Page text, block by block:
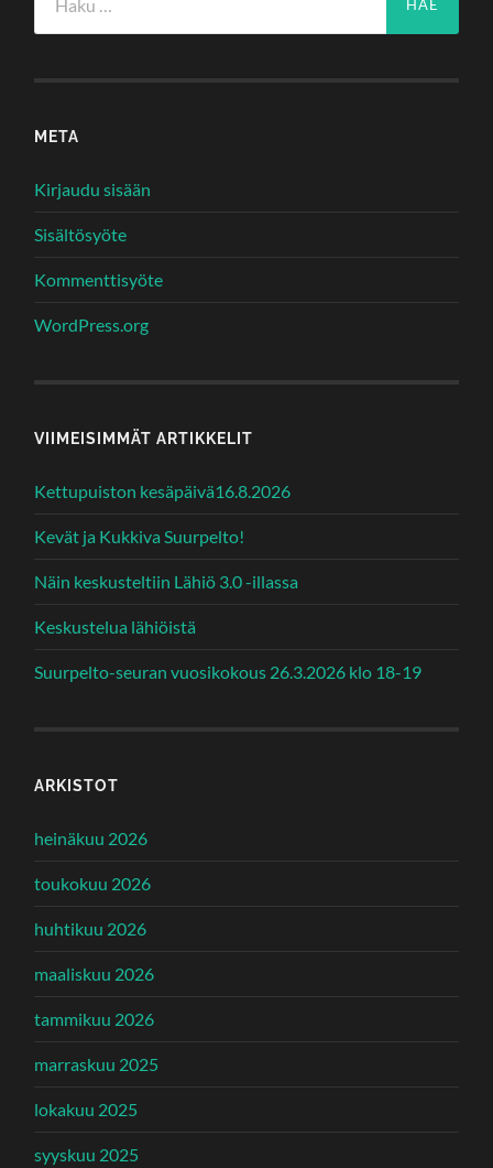
META
Kirjaudu sisään
Sisältösyöte
Kommenttisyöte
WordPress.org
VIIMEISIMMÄT ARTIKKELIT
Kettupuiston kesäpäivä16.8.2026
Kevät ja Kukkiva Suurpelto!
Näin keskusteltiin Lähiö 3.0 -illassa
Keskustelua lähiöistä
Suurpelto-seuran vuosikokous 26.3.2026 klo 18-19
ARKISTOT
heinäkuu 2026
toukokuu 2026
huhtikuu 2026
maaliskuu 2026
tammikuu 2026
marraskuu 2025
lokakuu 2025
syyskuu 2025